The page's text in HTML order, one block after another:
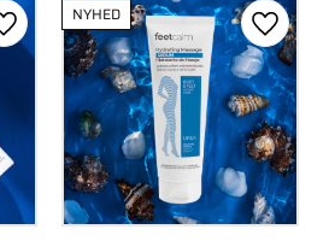
Gem som favorit
NYHED
Gem